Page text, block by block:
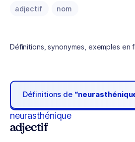
adjectif nom
Définitions, synonymes, exemples en
Définitions de
neurasthénique
adjectif